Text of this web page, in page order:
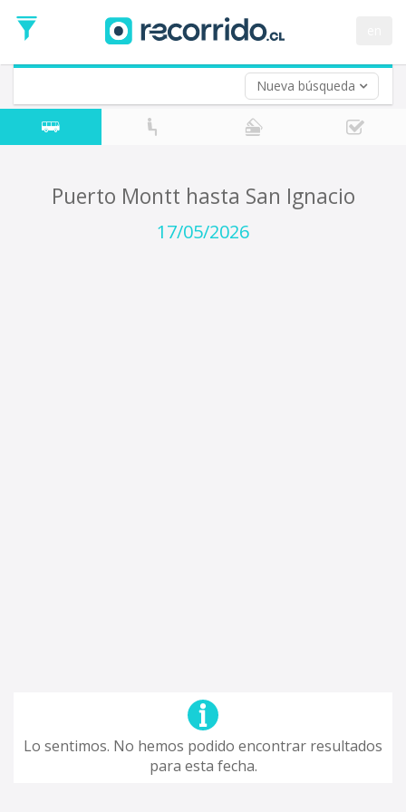
Nueva búsqueda
de
Ida
Vuelta (opcional)
Fecha
de
Puerto Montt hasta San Ignacio
17/05/2026
Lo sentimos. No hemos podido encontrar resultados
para esta fecha.